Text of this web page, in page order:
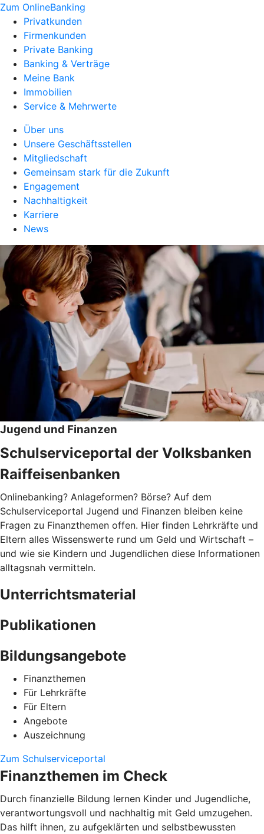
Zum OnlineBanking
Privatkunden
Firmenkunden
Private Banking
Banking & Verträge
Meine Bank
Immobilien
Service & Mehrwerte
Über uns
Unsere Geschäftsstellen
Mitgliedschaft
Gemeinsam stark für die Zukunft
Engagement
Nachhaltigkeit
Karriere
News
Jugend und Finanzen
Schulserviceportal der Volksbanken
Raiffeisenbanken
Onlinebanking? Anlageformen? Börse? Auf dem
Schulserviceportal Jugend und Finanzen bleiben keine
Fragen zu Finanzthemen offen. Hier finden Lehrkräfte und
Eltern alles Wissenswerte rund um Geld und Wirtschaft –
und wie sie Kindern und Jugendlichen diese Informationen
alltagsnah vermitteln.
Unterrichtsmaterial
Publikationen
Bildungsangebote
Finanzthemen
Für Lehrkräfte
Für Eltern
Angebote
Auszeichnung
Zum Schulserviceportal
Finanzthemen im Check
Durch finanzielle Bildung lernen Kinder und Jugendliche,
verantwortungsvoll und nachhaltig mit Geld umzugehen.
Das hilft ihnen, zu aufgeklärten und selbstbewussten